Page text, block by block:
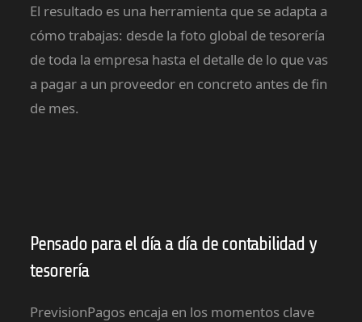
El resultado es una herramienta que se adapta a
cómo trabajas: desde la foto global de tesorería
de toda la empresa hasta el detalle de lo que vas
a pagar a un proveedor en concreto antes de fin
de mes.
Pensado para el día a día de contabilidad y
tesorería
PrevisionPagos encaja en los momentos clave